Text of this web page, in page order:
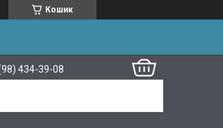
Кошик
434-39-08